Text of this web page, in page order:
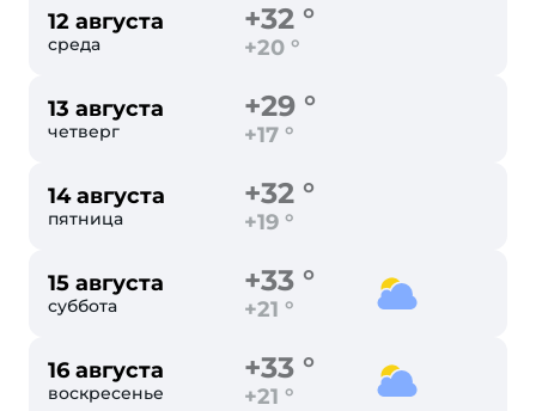
12 августа
среда
+32 °
+20 °
13 августа
четверг
+29 °
+17 °
14 августа
пятница
+32 °
+19 °
15 августа
суббота
+33 °
+21 °
16 августа
воскресенье
+33 °
+21 °